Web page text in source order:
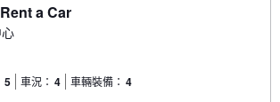
a Car
5 車況： 4 車輛裝備： 4